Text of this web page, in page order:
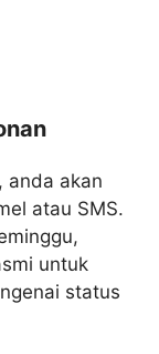
anda akan
atau SMS.
untuk
status